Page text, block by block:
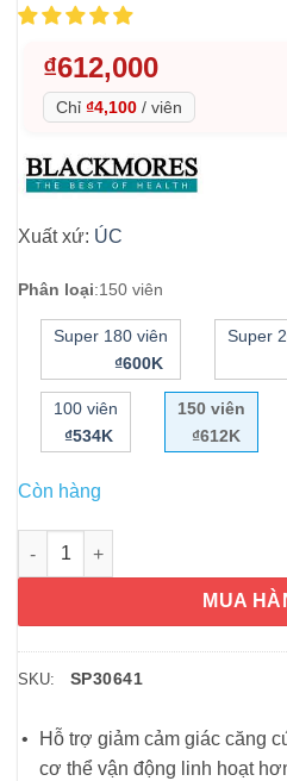
₫612,000
Chỉ ₫4,100 / viên
Xuất xứ: ÚC
Phân loại:150 viên
Super 180 viên
₫600K
Super
100 viên
₫534K
150 viên
₫612K
Còn hàng
Viên uống bổ sung magie
MUA
SKU: SP30641
Hỗ trợ giảm cảm giác căng
cơ thể vận động linh hoạt